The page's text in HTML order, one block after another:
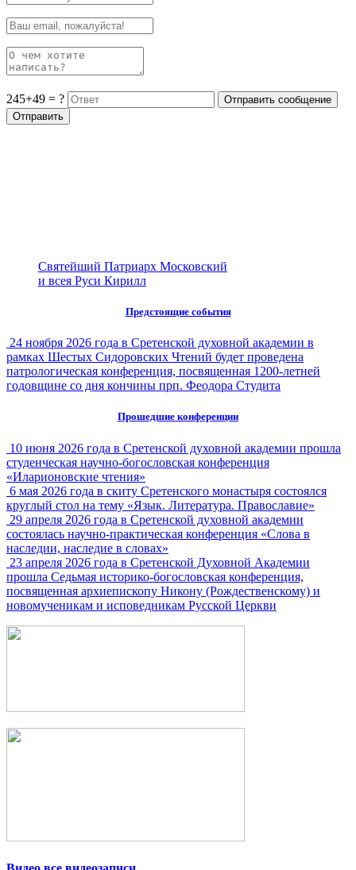
245+49 = ?
Святейший Патриарх Московский
и всея Руси Кирилл
Предстоящие события
24 ноября 2026 года в Сретенской духовной академии в
рамках Шестых Сидоровских Чтений будет проведена
патрологическая конференция, посвященная 1200-летней
годовщине со дня кончины прп. Феодора Студита
Прошедшие конференции
10 июня 2026 года в Сретенской духовной академии прошла
студенческая научно-богословская конференция
«Иларионовские чтения»
6 мая 2026 года в скиту Сретенского монастыря состоялся
круглый стол на тему «Язык. Литература. Православие»
29 апреля 2026 года в Сретенской духовной академии
состоялась научно-практическая конференция «Слова в
наследии, наследие в словах»
23 апреля 2026 года в Сретенской Духовной Академии
прошла Седьмая историко-богословская конференция,
посвященная архиепископу Никону (Рождественскому) и
новомученикам и исповедникам Русской Церкви